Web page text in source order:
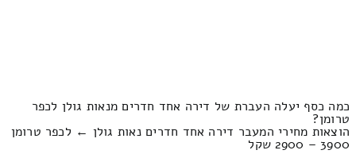
כמה כסף יעלה העברת של דירה אחד חדרים מנאות גולן לכפר
טרומן?
הוצאות מחירי המעבר דירה אחד חדרים נאות גולן ← לכפר טרומן
3900 – 2900 שקל